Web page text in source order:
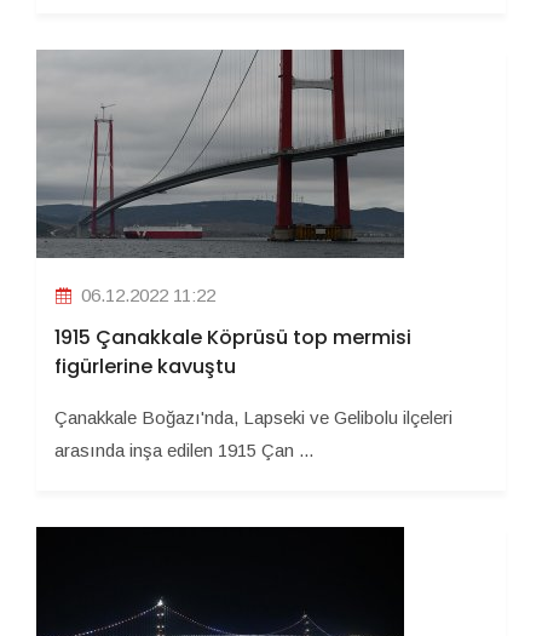
06.12.2022 11:22
1915 Çanakkale Köprüsü top mermisi
figürlerine kavuştu
Çanakkale Boğazı'nda, Lapseki ve Gelibolu ilçeleri
arasında inşa edilen 1915 Çan ...